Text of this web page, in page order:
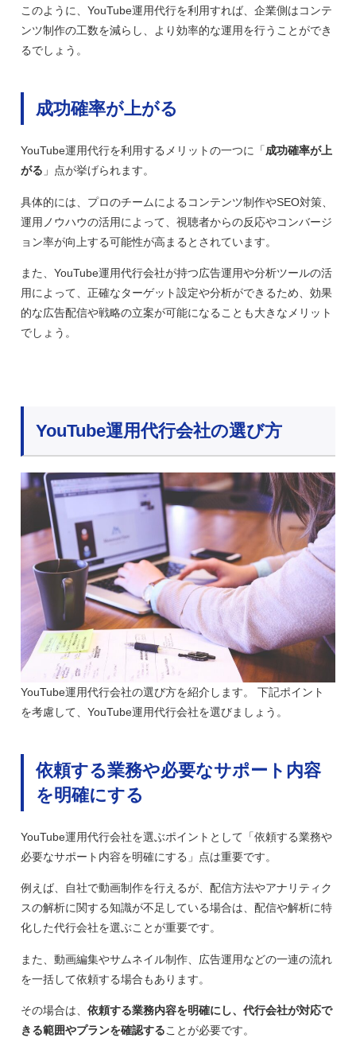
このように、YouTube運用代行を利用すれば、企業側はコンテ
ンツ制作の工数を減らし、より効率的な運用を行うことができ
るでしょう。
成功確率が上がる
YouTube運用代行を利用するメリットの一つに「成功確率が上
がる 」点が挙げられます。
具体的には、プロのチームによるコンテンツ制作やSEO対策、
運用ノウハウの活用によって、視聴者からの反応やコンバージ
ョン率が向上する可能性が高まるとされています。
また、YouTube運用代行会社が持つ広告運用や分析ツールの活
用によって、正確なターゲット設定や分析ができるため、効果
的な広告配信や戦略の立案が可能になることも大きなメリット
でしょう。
YouTube運用代行会社の選び方
YouTube運用代行会社の選び方を紹介します。 下記ポイント
を考慮して、YouTube運用代行会社を選びましょう。
依頼する業務や必要なサポート内容
を明確にする
YouTube運用代行会社を選ぶポイントとして「依頼する業務や
必要なサポート内容を明確にする」点は重要です。
例えば、自社で動画制作を行えるが、配信方法やアナリティク
スの解析に関する知識が不足している場合は、配信や解析に特
化した代行会社を選ぶことが重要です。
また、動画編集やサムネイル制作、広告運用などの一連の流れ
を一括して依頼する場合もあります。
その場合は、依頼する業務内容を明確にし、代行会社が対応で
きる範囲やプランを確認することが必要です。